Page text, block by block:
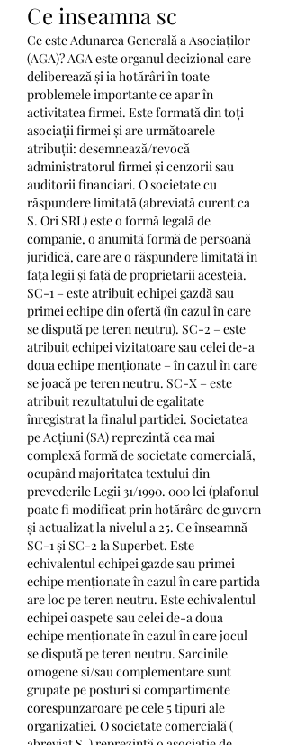
Ce inseamna sc
Ce este Adunarea Generală a Asociaților
(AGA)? AGA este organul decizional care
deliberează și ia hotărâri în toate
problemele importante ce apar în
activitatea firmei. Este formată din toți
asociații firmei și are următoarele
atribuții: desemnează/revocă
administratorul firmei și cenzorii sau
auditorii financiari. O societate cu
răspundere limitată (abreviată curent ca
S. Ori SRL) este o formă legală de
companie, o anumită formă de persoană
juridică, care are o răspundere limitată în
fața legii și față de proprietarii acesteia.
SC-1 – este atribuit echipei gazdă sau
primei echipe din ofertă (în cazul în care
se dispută pe teren neutru). SC-2 – este
atribuit echipei vizitatoare sau celei de-a
doua echipe menționate – în cazul în care
se joacă pe teren neutru. SC-X – este
atribuit rezultatului de egalitate
înregistrat la finalul partidei. Societatea
pe Acțiuni (SA) reprezintă cea mai
complexă formă de societate comercială,
ocupând majoritatea textului din
prevederile Legii 31/1990. 000 lei (plafonul
poate fi modificat prin hotărâre de guvern
și actualizat la nivelul a 25. Ce înseamnă
SC-1 și SC-2 la Superbet. Este
echivalentul echipei gazde sau primei
echipe menționate în cazul în care partida
are loc pe teren neutru. Este echivalentul
echipei oaspete sau celei de-a doua
echipe menționate în cazul în care jocul
se dispută pe teren neutru. Sarcinile
omogene si/sau complementare sunt
grupate pe posturi si compartimente
corespunzaroare pe cele 5 tipuri ale
organizatiei. O societate comercială (